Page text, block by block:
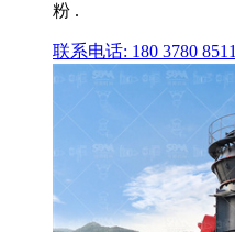
粉 .
联系电话: 180 3780 8511